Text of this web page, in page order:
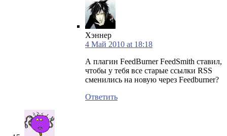
Хэннер
4 Май 2010 at 18:18
А плагин FeedBurner FeedSmith ставил,
чтобы у тебя все старые ссылки RSS
сменились на новую через Feedburner?
Ответить